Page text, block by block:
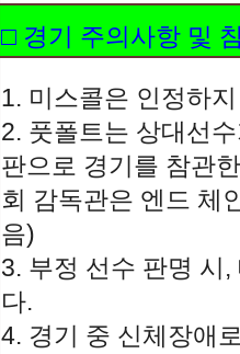
□ 경기 주의사항 및
1. 미스콜은 인정하
2. 풋폴트는 상대선
판으로 경기를 참관
회 감독관은 엔드 체
음)
3. 부정 선수 판명 시
다.
4. 경기 중 신체장애